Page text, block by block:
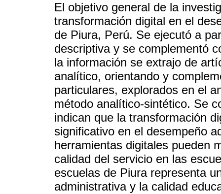
El objetivo general de la
transformación digital en el
de Piura, Perú. Se ejecutó a
descriptiva y se complementó
la información se extrajo de
analítico, orientando y
particulares, explorados en el
método analítico-sintético. Se
indican que la transformación
significativo en el desempeño
herramientas digitales pueden
calidad del servicio en las
escuelas de Piura representa
administrativa y la calidad